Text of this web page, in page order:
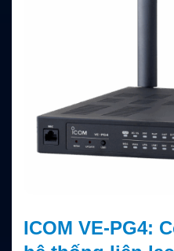
ICOM VE-PG4: